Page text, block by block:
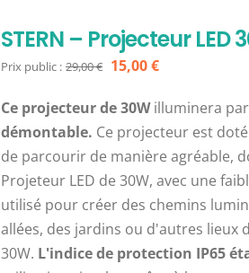
STERN – Projecteur
Prix public : 29,00€ Le
initial
était :
29,00 €.
15,00€Le
actuel
est :
15,00 €.
Ce projecteur de 30Willuminera
démontable. Ce projecteur est
de parcourir de manière agréable,
Projeteur LED de 30W, avec une
utilisé pour créer des chemins
allées, des jardins ou d'autres lieux
30W. L'indice de protection IP65